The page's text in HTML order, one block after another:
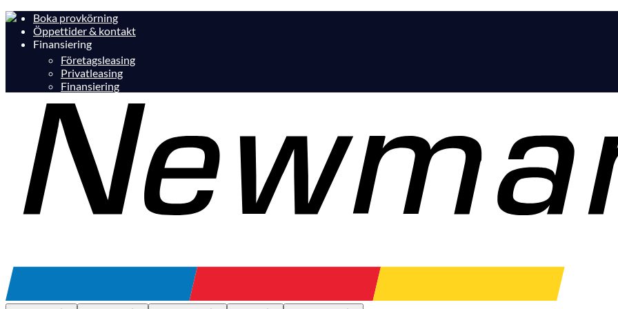
Boka provkörning
Öppettider & kontakt
Finansiering
Företagsleasing
Privatleasing
Finansiering